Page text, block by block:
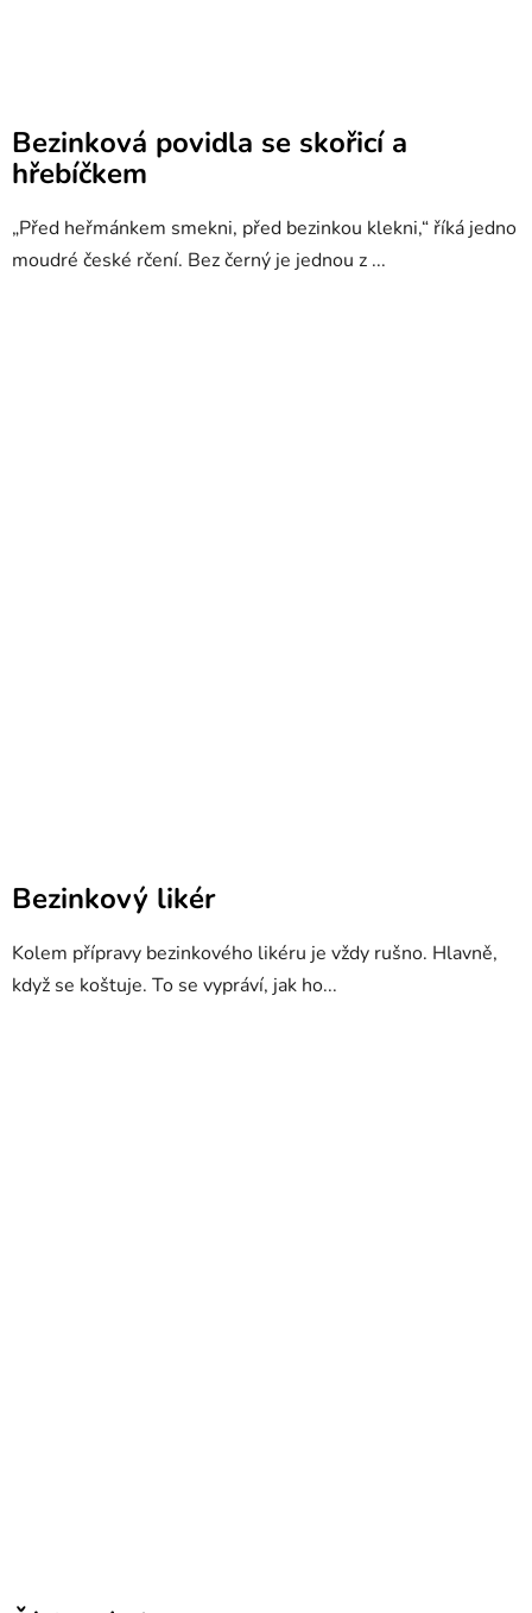
Bezinková povidla se skořicí a
hřebíčkem
„Před heřmánkem smekni, před bezinkou klekni,“ říká jedno
moudré české rčení. Bez černý je jednou z ...
Bezinkový likér
Kolem přípravy bezinkového likéru je vždy rušno. Hlavně,
když se koštuje. To se vypráví, jak ho...